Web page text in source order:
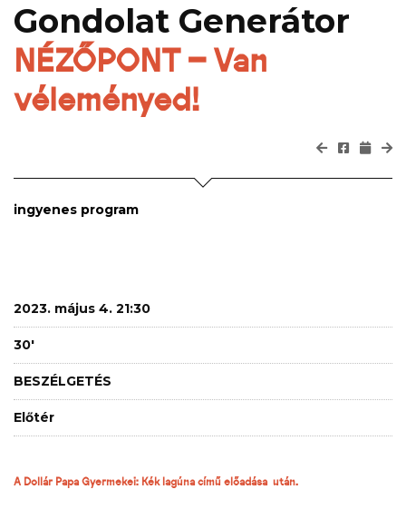
Gondolat Generátor
NÉZŐPONT – Van
véleményed!
ingyenes program
2023. május 4. 21:30
30'
BESZÉLGETÉS
Előtér
A Dollár Papa Gyermekei: Kék lagúna című előadása után.